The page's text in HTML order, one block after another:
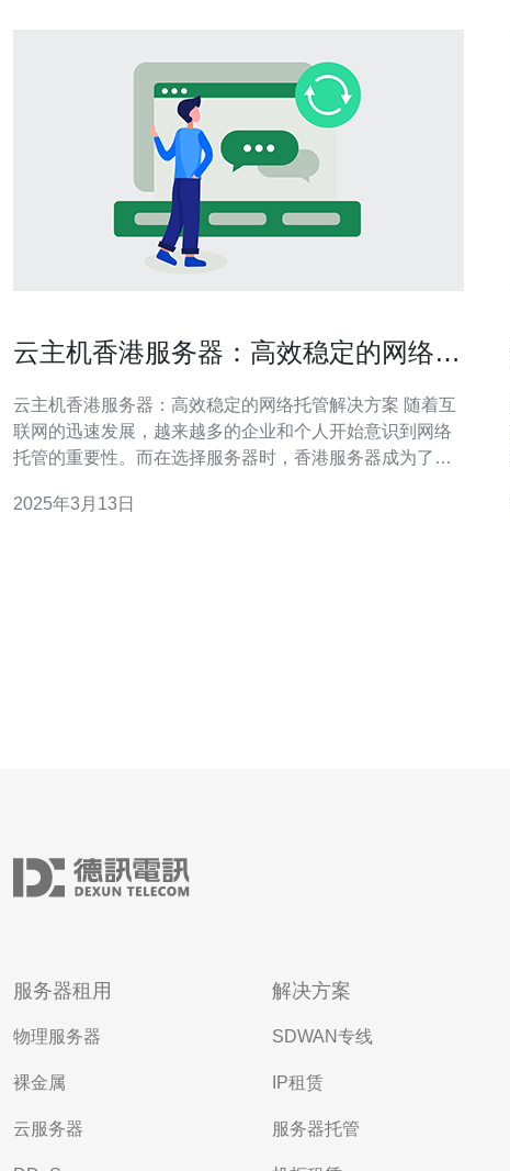
云主机香港服务器：高效稳定的网络托
云主机香港服务器：高效稳定的网络托管解决方案 随着互
联网的迅速发展，越来越多的企业和个人开始意识到网络
托管的重要性。而在选择服务器时，香港服务器成为了一
的政治环境和先进的通信基础设施，因此成为了众多企业
2025年3月13日
服务器租用
物理服务器
裸金属
云服务器
解决方案
SDWAN专线
IP租赁
服务器托管